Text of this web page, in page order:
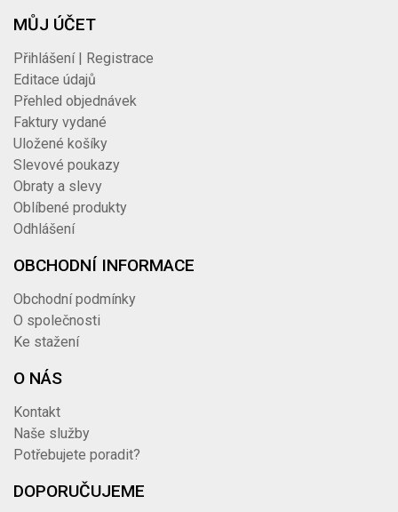
MŮJ ÚČET
Přihlášení | Registrace
Editace údajů
Přehled objednávek
Faktury vydané
Uložené košíky
Slevové poukazy
Obraty a slevy
Oblíbené produkty
Odhlášení
OBCHODNÍ INFORMACE
Obchodní podmínky
O společnosti
Ke stažení
O NÁS
Kontakt
Naše služby
Potřebujete poradit?
DOPORUČUJEME